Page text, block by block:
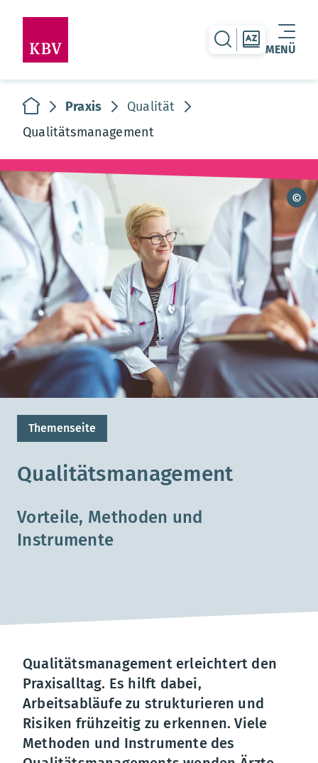
MENÜ
Warenkorb leer
zur Suche-Seite
zur
zur Startseite
Praxis
Qualität
Qualitätsmanagement
Themenseite
Qualitätsmanagement
Vorteile, Methoden und
Instrumente
Qualitätsmanagement erleichtert den
Praxisalltag. Es hilft dabei,
Arbeitsabläufe zu strukturieren und
Risiken frühzeitig zu erkennen. Viele
Methoden und Instrumente des